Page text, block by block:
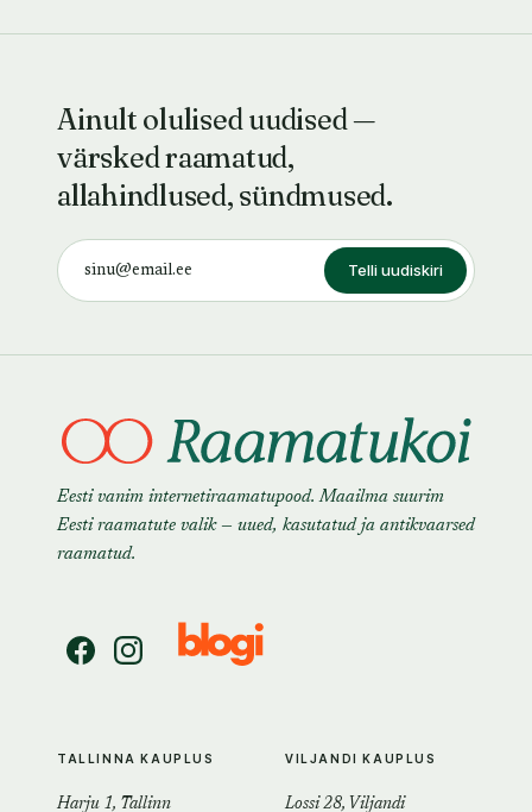
Ainult olulised uudised —
värsked raamatud,
allahindlused, sündmused.
Telli uudiskiri
Eesti vanim internetiraamatupood. Maailma suurim
Eesti raamatute valik — uued, kasutatud ja antikvaarsed
raamatud.
TALLINNA KAUPLUS
Harju 1, Tallinn
VILJANDI KAUPLUS
Lossi 28, Viljandi